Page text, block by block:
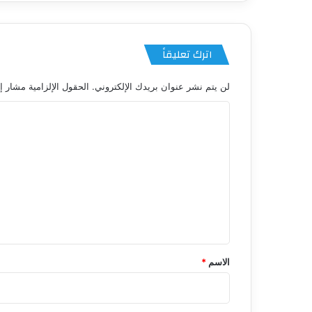
اترك تعليقاً
لن يتم نشر عنوان بريدك الإلكتروني. الحقول الإلزامية مشار
*
الاسم *